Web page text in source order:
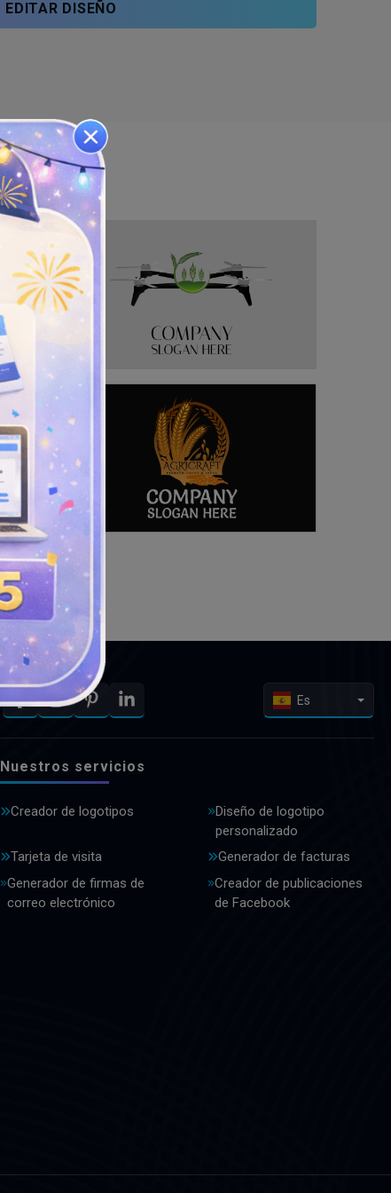
EDITAR DISEÑO
Es
Nuestros servicios
Creador de logotipos
Diseño de logotipo
personalizado
Tarjeta de visita
Generador de facturas
Generador de firmas de
correo electrónico
Creador de publicaciones
de Facebook